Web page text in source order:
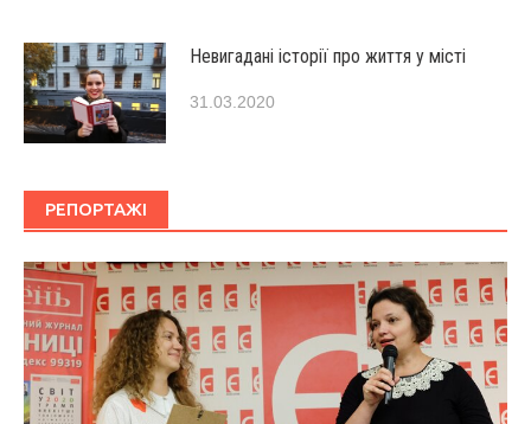
Невигадані історії про життя у місті
31.03.2020
РЕПОРТАЖІ